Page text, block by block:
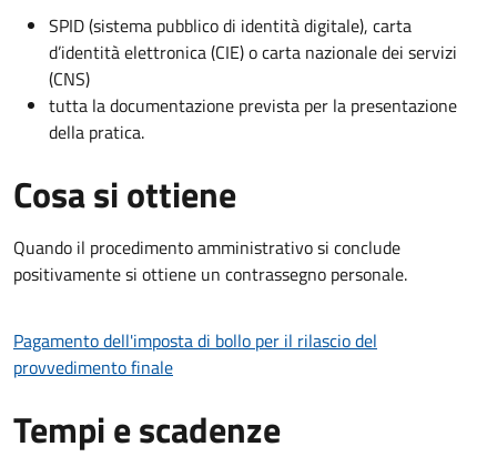
SPID (sistema pubblico di identità digitale), carta
d’identità elettronica (CIE) o carta nazionale dei servizi
(CNS)
tutta la documentazione prevista per la presentazione
della pratica.
Cosa si ottiene
Quando il procedimento amministrativo si conclude
positivamente si ottiene un contrassegno personale.
Pagamento dell'imposta di bollo per il rilascio del
provvedimento finale
Tempi e scadenze